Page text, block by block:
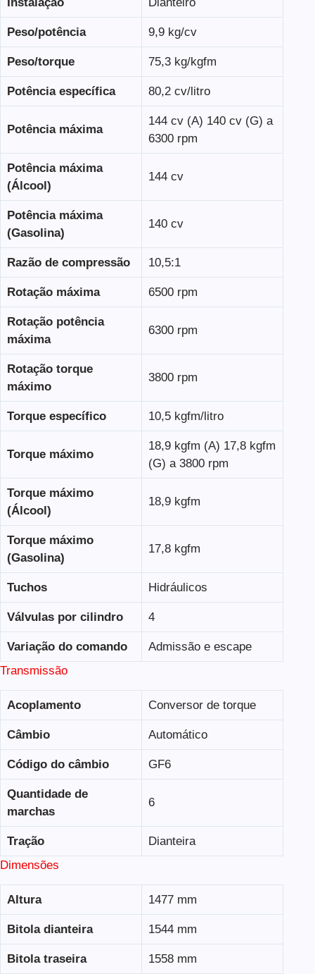
Peso/potência 9,9 kg/cv
Peso/torque 75,3 kg/kgfm
Potência específica 80,2 cv/litro
Potência máxima
144 cv (A) 140 cv (G) a
6300 rpm
Potência máxima
(Álcool)
144 cv
Potência máxima
(Gasolina)
140 cv
Razão de compressão 10,5:1
Rotação máxima 6500 rpm
Rotação potência
máxima
6300 rpm
Rotação torque
máximo
3800 rpm
Torque específico 10,5 kgfm/litro
Torque máximo
18,9 kgfm (A) 17,8 kgfm
(G) a 3800 rpm
Torque máximo
(Álcool)
18,9 kgfm
Torque máximo
(Gasolina)
17,8 kgfm
Tuchos Hidráulicos
Válvulas por cilindro 4
Variação do comando
Admissão e escape
Transmissão
Acoplamento Conversor de torque
Câmbio Automático
Código do câmbio GF6
Quantidade de
marchas
6
Tração
Dianteira
Dimensões
Altura 1477 mm
Bitola dianteira 1544 mm
Bitola traseira 1558 mm